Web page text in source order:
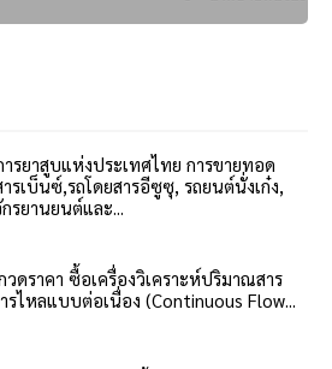
รยาสูบแห่งประเทศไทย การขายทอด
รเบ็นซ์,รถโดยสารอีซูซุ, รถยนต์นั่งเก๋ง,
รยานยนต์และ...
วดราคา ซื้อเครื่องวิเคราะห์ปริมาณสาร
รไหลแบบต่อเนื่อง (Continuous Flow...